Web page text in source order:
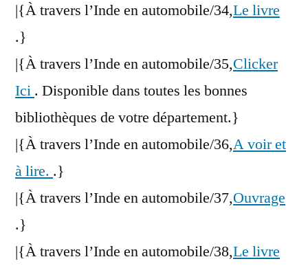
|{À travers l’Inde en automobile/34,Le livre
.}
|{À travers l’Inde en automobile/35,Clicker
Ici . Disponible dans toutes les bonnes
bibliothèques de votre département.}
|{À travers l’Inde en automobile/36,A voir et
à lire. .}
|{À travers l’Inde en automobile/37,Ouvrage
.}
|{À travers l’Inde en automobile/38,Le livre